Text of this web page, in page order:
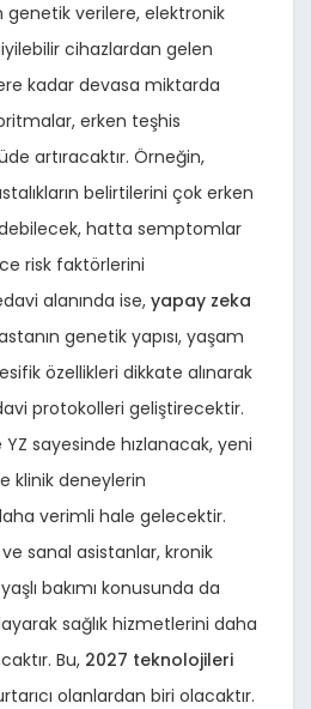
verilere, elektronik
cihazlardan gelen
kadar devasa miktarda
erken teşhis
artıracaktır. Örneğin,
belirtilerini çok erken
hatta semptomlar
risk faktörlerini
alanında ise, yapay zeka
genetik yapısı, yaşam
özellikleri dikkate alınarak
protokolleri geliştirecektir.
sayesinde hızlanacak, yeni
klinik deneylerin
verimli hale gelecektir.
sanal asistanlar, kronik
bakımı konusunda da
sağlık hizmetlerini daha
Bu, 2027 teknolojileri
olanlardan biri olacaktır.